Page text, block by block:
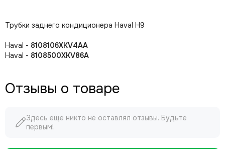
Трубки заднего кондиционера Haval H9
Наvаl - 8108106ХКV4АА
Наvаl - 8108500ХКV86А
Отзывы о товаре
Здесь еще никто не оставлял отзывы. Будьте
первым!